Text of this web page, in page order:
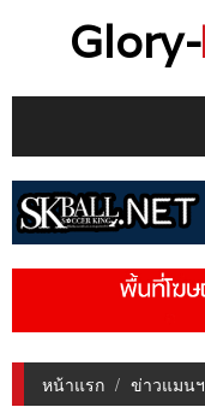
หน้าแรก ข่าวแมน